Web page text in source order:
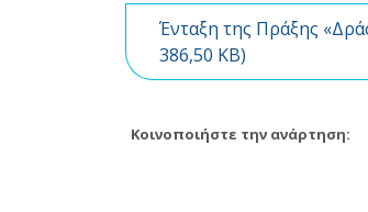
Ένταξη της Πράξης
386,50 KB)
Κοινοποιήστε την ανάρτηση: